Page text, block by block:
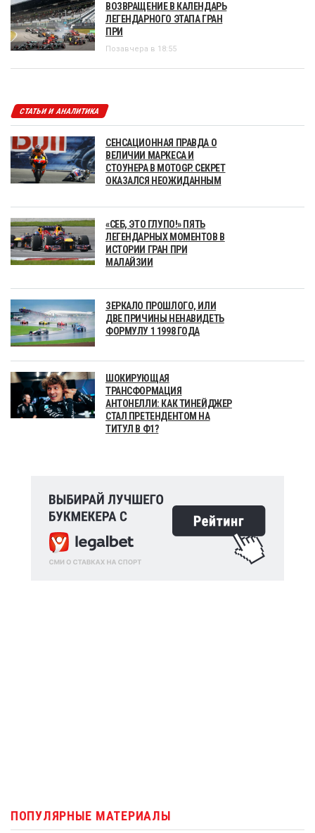
ВОЗВРАЩЕНИЕ В КАЛЕНДАРЬ
ЛЕГЕНДАРНОГО ЭТАПА ГРАН
ПРИ
Позавчера в 18:55
СТАТЬИ И АНАЛИТИКА
СЕНСАЦИОННАЯ ПРАВДА О
ВЕЛИЧИИ МАРКЕСА И
СТОУНЕРА В MOTOGP. СЕКРЕТ
ОКАЗАЛСЯ НЕОЖИДАННЫМ
«СЕБ, ЭТО ГЛУПО!» ПЯТЬ
ЛЕГЕНДАРНЫХ МОМЕНТОВ В
ИСТОРИИ ГРАН ПРИ
МАЛАЙЗИИ
ЗЕРКАЛО ПРОШЛОГО, ИЛИ
ДВЕ ПРИЧИНЫ НЕНАВИДЕТЬ
ФОРМУЛУ 1 1998 ГОДА
ШОКИРУЮЩАЯ
ТРАНСФОРМАЦИЯ
АНТОНЕЛЛИ: КАК ТИНЕЙДЖЕР
СТАЛ ПРЕТЕНДЕНТОМ НА
ТИТУЛ В Ф1?
ПОПУЛЯРНЫЕ МАТЕРИАЛЫ